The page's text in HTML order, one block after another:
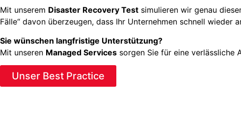
Mit unserem Disaster Recovery Test simulieren wir genau
Fälle“ davon überzeugen, dass Ihr Unternehmen schnell wieder
Sie wünschen langfristige Unterstützung?
Mit unseren Managed Services sorgen Sie für eine verlässliche
Unser Best Practice